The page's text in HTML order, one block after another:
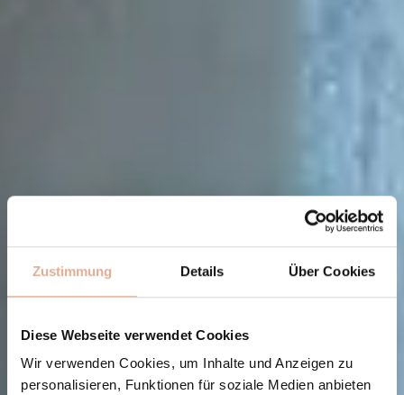
Zustimmung Details Über Cookies
Diese Webseite verwendet Cookies
Wir verwenden Cookies, um Inhalte und Anzeigen zu
personalisieren, Funktionen für soziale Medien anbieten